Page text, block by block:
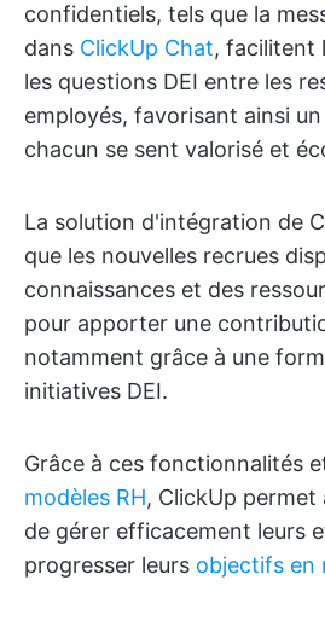
confidentiels, tels que la
dans ClickUp Chat, facilitent
les questions DEI entre les
employés, favorisant ainsi
chacun se sent valorisé et
La solution d'intégration de
que les nouvelles recrues
connaissances et des
pour apporter une
notamment grâce à une
initiatives DEI.
Grâce à ces fonctionnalités
modèles RH, ClickUp
de gérer efficacement leurs
progresser leurs objectifs en